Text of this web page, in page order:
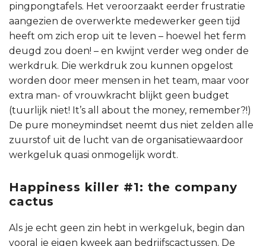
pingpongtafels. Het veroorzaakt eerder frustratie
aangezien de overwerkte medewerker geen tijd
heeft om zich erop uit te leven – hoewel het ferm
deugd zou doen! – en kwijnt verder weg onder de
werkdruk. Die werkdruk zou kunnen opgelost
worden door meer mensen in het team, maar voor
extra man- of vrouwkracht blijkt geen budget
(tuurlijk niet! It’s all about the money, remember?!)
De pure moneymindset neemt dus niet zelden alle
zuurstof uit de lucht van de organisatiewaardoor
werkgeluk quasi onmogelijk wordt.
Happiness killer #1: the company
cactus
Als je echt geen zin hebt in werkgeluk, begin dan
vooral je eigen kweek aan bedrijfscactussen. De